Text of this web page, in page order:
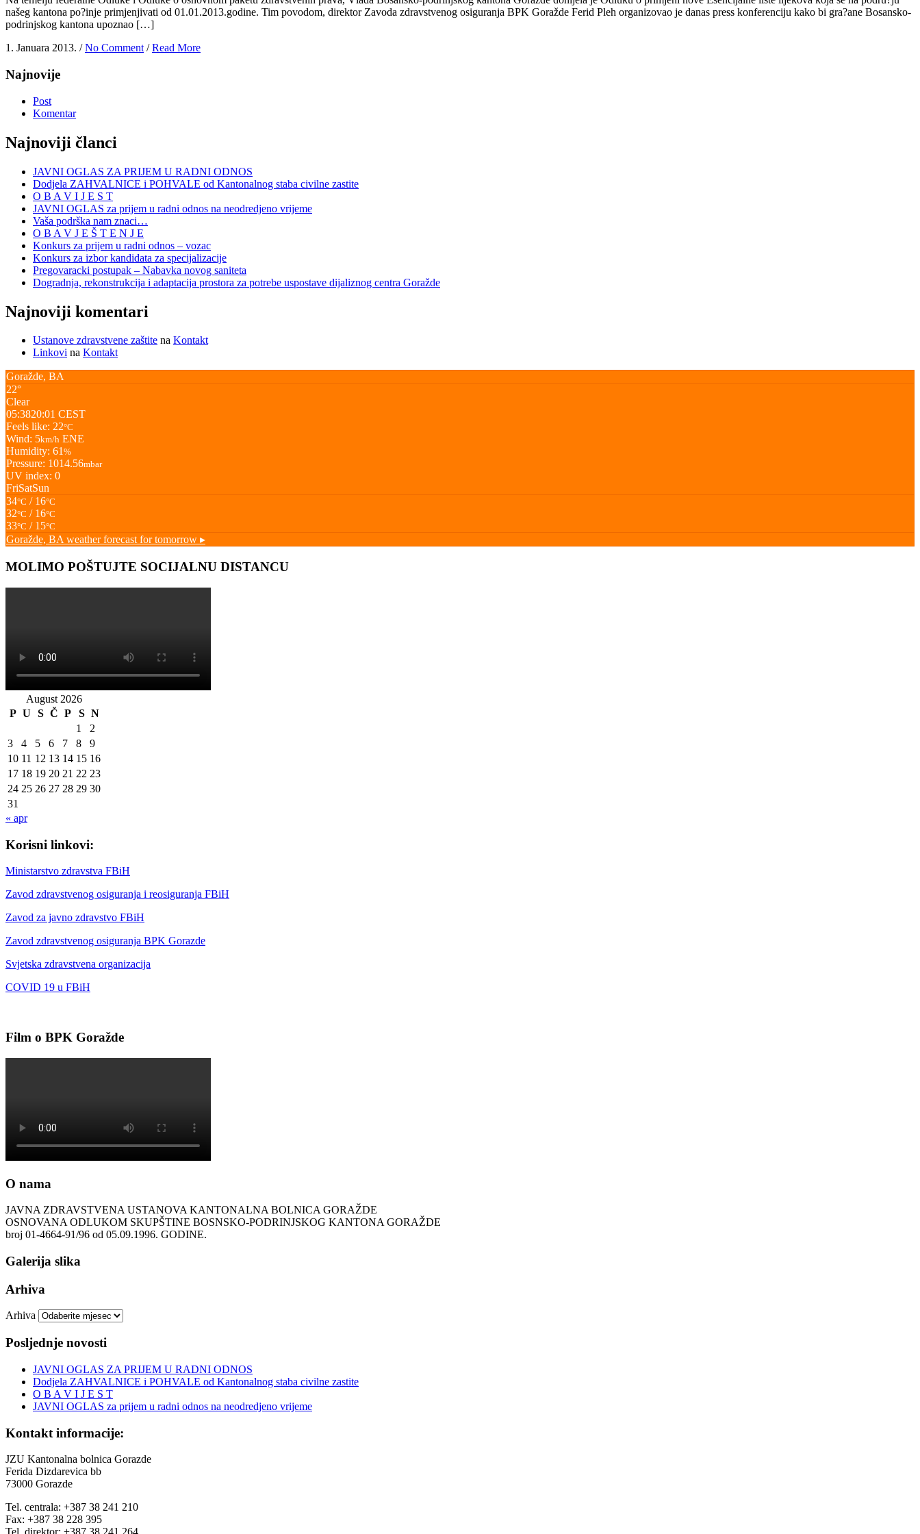
našeg kantona po?inje primjenjivati od 01.01.2013.godine. Tim povodom, direktor Zavoda zdravstvenog osiguranja BPK Goražde Ferid Pleh organizovao je danas press konferenciju kako bi gra?ane Bosansko-
podrinjskog kantona upoznao […]
1. Januara 2013. /No Comment/Read More
Najnovije
Post
Komentar
Najnoviji članci
JAVNI OGLAS ZA PRIJEM U RADNI ODNOS
Dodjela ZAHVALNICE i POHVALE od Kantonalnog staba civilne zastite
O B A V I J E S T
JAVNI OGLAS za prijem u radni odnos na neodredjeno vrijeme
Vaša podrška nam znaci…
O B A V J E Š T E N J E
Konkurs za prijem u radni odnos – vozac
Konkurs za izbor kandidata za specijalizacije
Pregovaracki postupak – Nabavka novog saniteta
Dogradnja, rekonstrukcija i adaptacija prostora za potrebe uspostave dijaliznog centra Goražde
Najnoviji komentari
Ustanove zdravstvene zaštite na Kontakt
Linkovi na Kontakt
Goražde, BA
22°
Clear
05:3820:01 CEST
Feels like: 22°C
Wind: 5km/h ENE
Humidity: 61%
Pressure: 1014.56mbar
UV index: 0
FriSatSun
34°C / 16°C
32°C / 16°C
33°C / 15°C
Goražde, BAweather forecast for tomorrow ▸
MOLIMO POŠTUJTE SOCIJALNU DISTANCU
August 2026
P U S Č P S N
1
2
3
4 5 6 7 8
9
10 11 12 13 14 15 16
17 18 19 20 21 22 23
24 25 26 27 28 29 30
31
« apr
Korisni linkovi:
Ministarstvo zdravstva FBiH
Zavod zdravstvenog osiguranja i reosiguranja FBiH
Zavod za javno zdravstvo FBiH
Zavod zdravstvenog osiguranja BPK Gorazde
Svjetska zdravstvena organizacija
COVID 19 u FBiH
Film o BPK Goražde
O nama
JAVNA ZDRAVSTVENA USTANOVA KANTONALNA BOLNICA GORAŽDE
OSNOVANA ODLUKOM SKUPŠTINE BOSNSKO-PODRINJSKOG KANTONA GORAŽDE
broj 01-4664-91/96 od 05.09.1996. GODINE.
Galerija slika
Arhiva
Arhiva
Posljednje novosti
JAVNI OGLAS ZA PRIJEM U RADNI ODNOS
Dodjela ZAHVALNICE i POHVALE od Kantonalnog staba civilne zastite
O B A V I J E S T
JAVNI OGLAS za prijem u radni odnos na neodredjeno vrijeme
Kontakt informacije:
JZU Kantonalna bolnica Gorazde
Ferida Dizdarevica bb
73000 Gorazde
Tel. centrala: +387 38 241 210
Fax: +387 38 228 395